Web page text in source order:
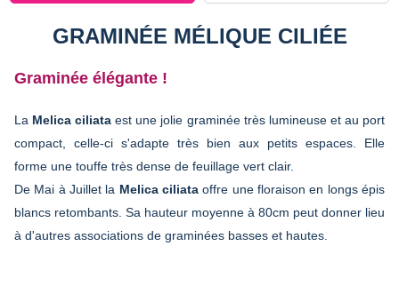
GRAMINÉE MÉLIQUE CILIÉE
Graminée élégante !
La Melica ciliata est une jolie graminée très lumineuse et au port
compact, celle-ci s'adapte très bien aux petits espaces. Elle
forme une touffe très dense de feuillage vert clair.
De Mai à Juillet la Melica ciliata offre une floraison en longs épis
blancs retombants. Sa hauteur moyenne à 80cm peut donner lieu
à d'autres associations de graminées basses et hautes.